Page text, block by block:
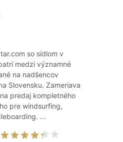
so sídlom v
medzi významné
na nadšencov
Slovensku. Zameriava
predaj kompletného
pre windsurfing,
...